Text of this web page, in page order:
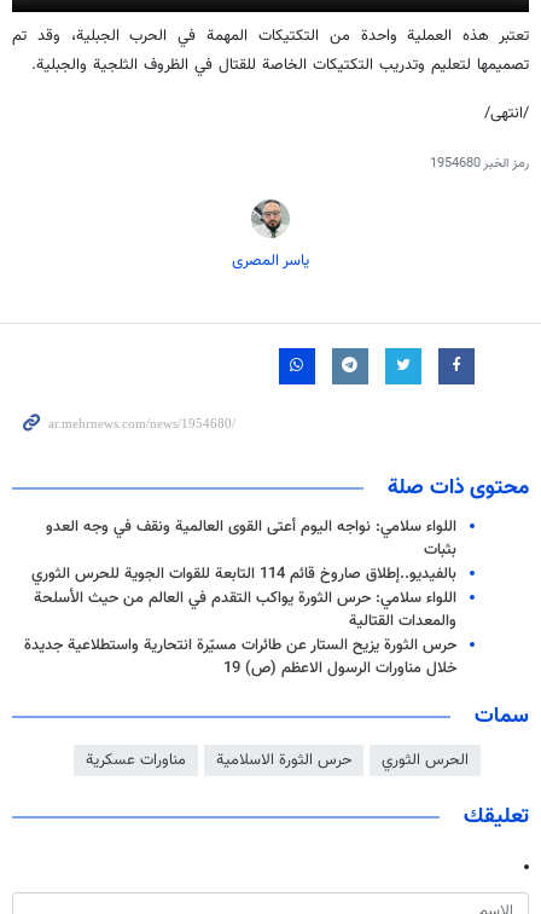
تعتبر هذه العملية واحدة من التكتيكات المهمة في الحرب الجبلية، وقد تم
تصميمها لتعليم وتدريب التكتيكات الخاصة للقتال في الظروف الثلجية والجبلية.
/انتهى/
رمز الخبر1954680
یاسر المصری
محتوى ذات صلة
اللواء سلامي: نواجه اليوم أعتى القوى العالمية ونقف في وجه العدو
بثبات
بالفيديو..إطلاق صاروخ قائم 114 التابعة للقوات الجوية للحرس الثوري
اللواء سلامي: حرس الثورة يواكب التقدم في العالم من حيث الأسلحة
والمعدات القتالية
حرس الثورة يزيح الستار عن طائرات مسيّرة انتحارية واستطلاعية جديدة
خلال مناورات الرسول الاعظم (ص) 19
سمات
الحرس الثوري حرس الثورة الاسلامية مناورات عسكرية
تعليقك